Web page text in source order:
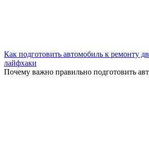
Как подготовить автомобиль к ремонту
лайфхаки
Почему важно правильно подготовить